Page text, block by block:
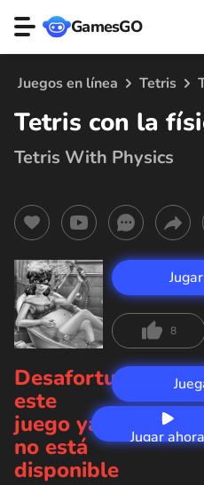
GamesGO
Juegos en línea Tetris
Tetris con la
Tetris With Physics
Jugar ahora
8
este
juego ya
no está
disponible